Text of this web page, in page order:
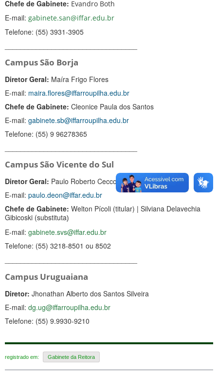
Chefe de Gabinete: Evandro Both
E-mail: gabinete.san@iffar.edu.br
Telefone: (55) 3931-3905
Campus São Borja
Diretor Geral: Maíra Frigo Flores
E-mail: maira.flores@iffarroupilha.edu.br
Chefe de Gabinete: Cleonice Paula dos Santos
E-mail: gabinete.sb@iffarroupilha.edu.br
Telefone: (55) 9 96278365
Campus São Vicente do Sul
Diretor Geral: Paulo Roberto Cecconi Deon
E-mail: paulo.deon@iffar.edu.br
Chefe de Gabinete: Welton Pícoli (titular) | Silviana Delavechia
Gibicoski (substituta)
E-mail: gabinete.svs@iffar.edu.br
Telefone: (55) 3218-8501 ou 8502
Campus Uruguaiana
Diretor: Jhonathan Alberto dos Santos Silveira
E-mail: dg.ug@iffarroupilha.edu.br
Telefone: (55) 9.9930-9210
registrado em: Gabinete da Reitora